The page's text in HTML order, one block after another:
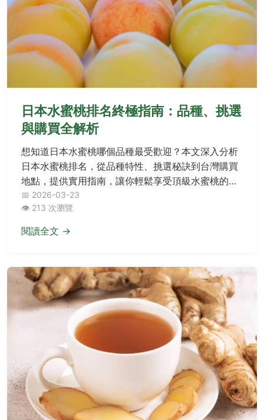
日本水蜜桃排名終極指南：品種、挑選
與購買全解析
想知道日本水蜜桃哪個品種最受歡迎？本文深入分析
日本水蜜桃排名，從品種特性、挑選秘訣到台灣購買
地點，提供實用指南，讓你輕鬆享受頂級水蜜桃的美
味。
📅 2026-03-23
👁️ 213 次瀏覽
閱讀全文 →